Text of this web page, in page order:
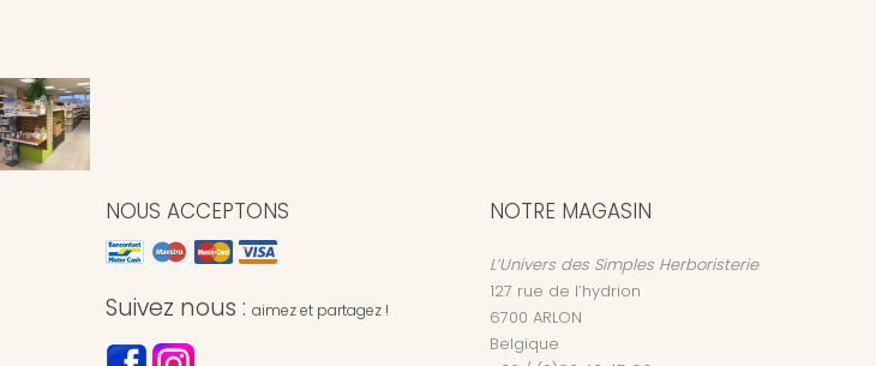
NOUS ACCEPTONS
Suivez nous : aimez et partagez !
NOTRE MAGASIN
L’Univers des Simples Herboristerie
127 rue de l’hydrion
6700 ARLON
Belgique